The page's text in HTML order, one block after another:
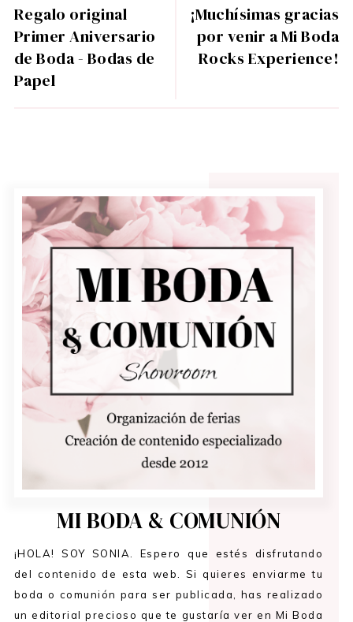
Regalo original
Primer Aniversario
de Boda - Bodas de
Papel
¡Muchísimas gracias
por venir a Mi Boda
Rocks Experience!
MI BODA & COMUNIÓN
¡HOLA! SOY SONIA. Espero que estés disfrutando
del contenido de esta web. Si quieres enviarme tu
boda o comunión para ser publicada, has realizado
un editorial precioso que te gustaría ver en Mi Boda